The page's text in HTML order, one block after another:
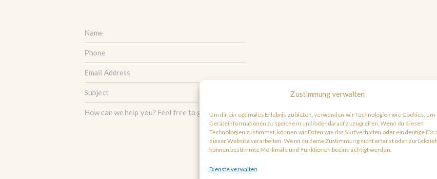
Zustimmung verwalten
Um dir ein optimales Erlebnis zu bieten, verwenden wir Technologien wie Cookies, um
Geräteinformationen zu speichern und/oder darauf zuzugreifen. Wenn du diesen
Technologien zustimmst, können wir Daten wie das Surfverhalten oder eindeutige IDs
dieser Website verarbeiten. Wenn du deine Zustimmung nicht erteilst oder
können bestimmte Merkmale und Funktionen beeinträchtigt werden.
Dienste verwalten